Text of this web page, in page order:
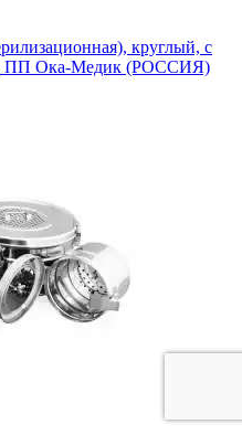
круглый, с
ПП Ока-Медик (РОССИЯ)